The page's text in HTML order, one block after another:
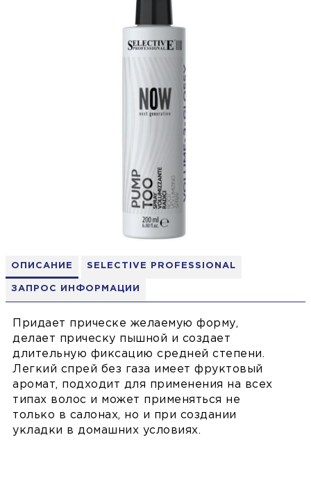
ОПИСАНИЕ SELECTIVE PROFESSIONAL
ЗАПРОС ИНФОРМАЦИИ
Придает прическе желаемую форму,
делает прическу пышной и создает
длительную фиксацию средней степени.
Легкий спрей без газа имеет фруктовый
аромат, подходит для применения на всех
типах волос и может применяться не
только в салонах, но и при создании
укладки в домашних условиях.